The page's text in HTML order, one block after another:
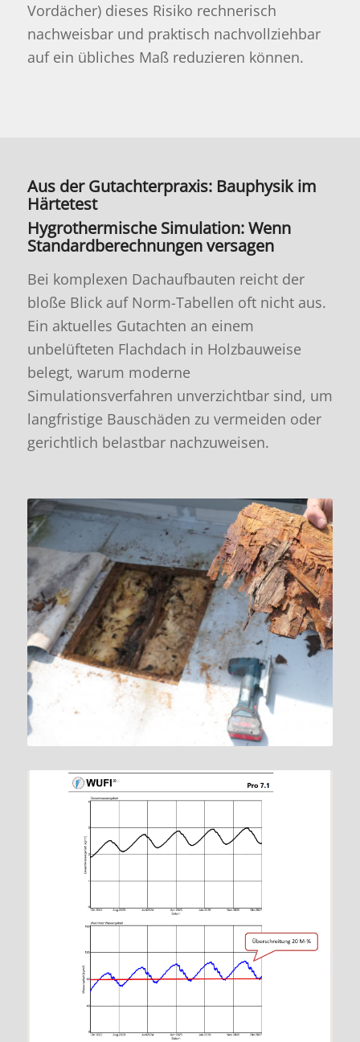
Vordächer) dieses Risiko rechnerisch
nachweisbar und praktisch nachvollziehbar
auf ein übliches Maß reduzieren können.
Aus der Gutachterpraxis: Bauphysik im
Härtetest
Hygrothermische Simulation: Wenn
Standardberechnungen versagen
Bei komplexen Dachaufbauten reicht der
bloße Blick auf Norm-Tabellen oft nicht aus.
Ein aktuelles Gutachten an einem
unbelüfteten Flachdach in Holzbauweise
belegt, warum moderne
Simulationsverfahren unverzichtbar sind, um
langfristige Bauschäden zu vermeiden oder
gerichtlich belastbar nachzuweisen.